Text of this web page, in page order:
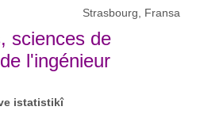
Strasbourg, Fransa
sciences de
l'ingénieur
istatistikî